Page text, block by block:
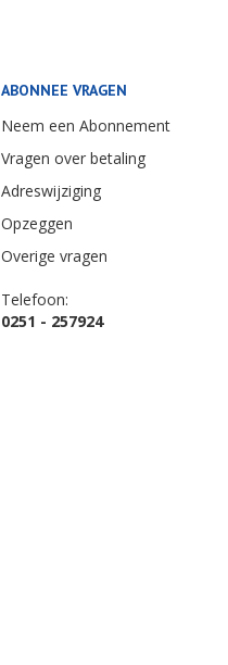
ABONNEE VRAGEN
Neem een Abonnement
Vragen over betaling
Adreswijziging
Opzeggen
Overige vragen
Telefoon:
0251 - 257924